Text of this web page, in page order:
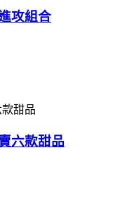
攻組合
六款甜品